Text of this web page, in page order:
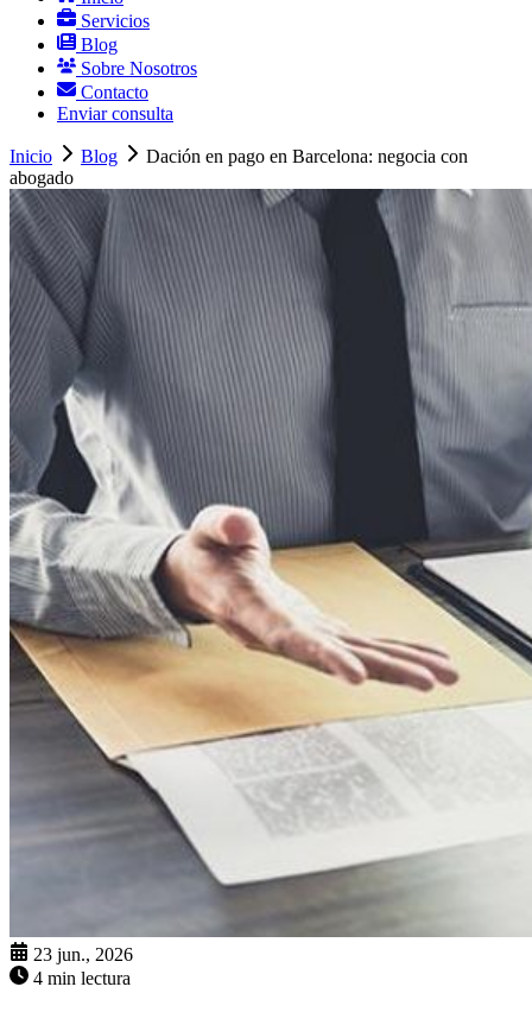
Servicios
Blog
Sobre Nosotros
Contacto
Enviar consulta
Inicio Blog
Dación en pago en Barcelona: negocia con
abogado
23 jun., 2026
4 min lectura